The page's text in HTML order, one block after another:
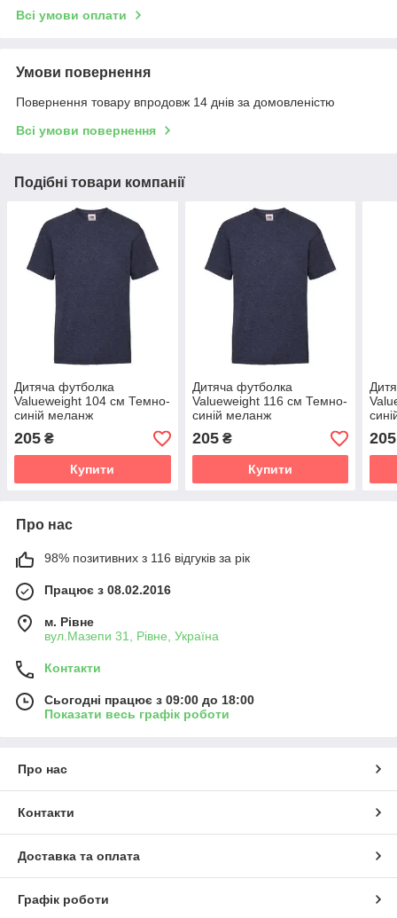
Всі умови оплати
Умови повернення
Повернення товару впродовж 14 днів за домовленістю
Всі умови повернення
Подібні товари компанії
Дитяча футболка
Valueweight 104 см Темно-
синій меланж
205 ₴
Купити
Дитяча футболка
Valueweight 116 см Темно-
синій меланж
205₴
Купити
205
Про нас
98% позитивних з 116 відгуків за рік
Працює з 08.02.2016
м. Рівне
вул.Мазепи 31, Рівне, Україна
Контакти
Сьогодні працює з 09:00 до 18:00
Показати весь графік роботи
Про нас
Контакти
Доставка та оплата
Графік роботи